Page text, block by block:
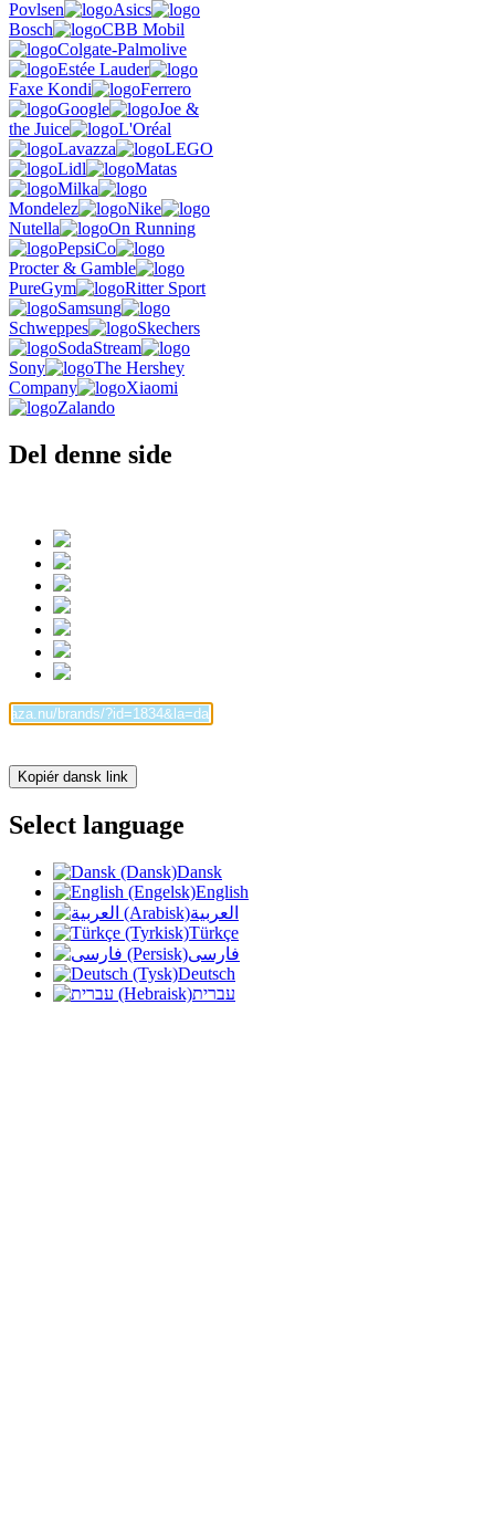
Povlsen
Asics
Bosch
CBB Mobil
Colgate-Palmolive
Estée Lauder
Faxe Kondi
Ferrero
Google
Joe &
the Juice
L'Oréal
Lavazza
LEGO
Lidl
Matas
Milka
Mondelez
Nike
Nutella
On Running
PepsiCo
Procter & Gamble
PureGym
Ritter Sport
Samsung
Schweppes
Skechers
SodaStream
Sony
The Hershey
Company
Xiaomi
Zalando
Del denne side
Kopiér dansk link
Select language
Dansk
English
العربية
Türkçe
فارسی
Deutsch
עברית